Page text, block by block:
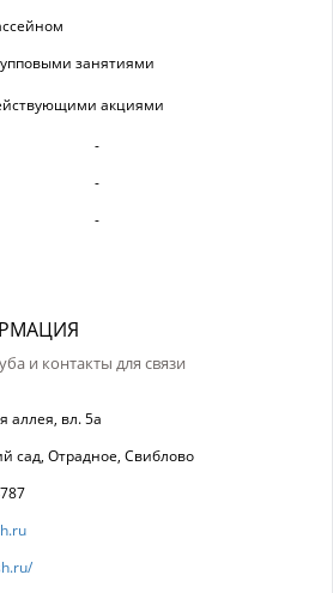
занятиями
акциями
-
-
-
и контакты для связи
аллея, вл. 5а
сад, Отрадное, Свиблово